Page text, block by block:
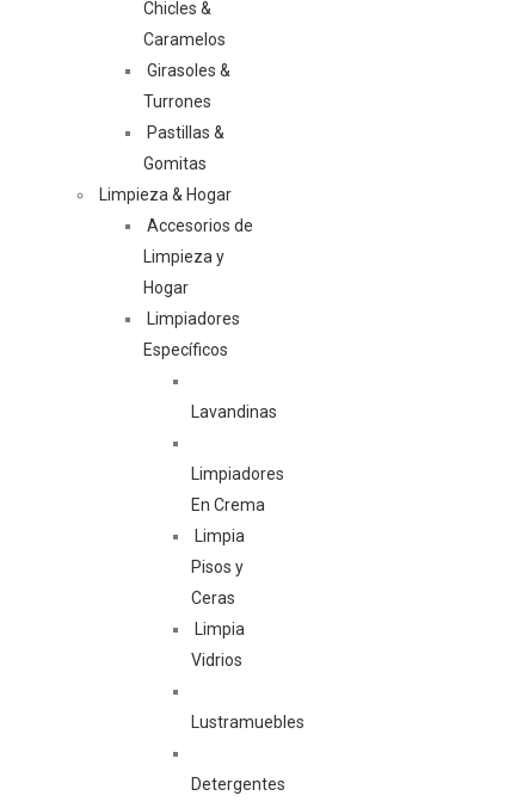
Chicles &
Caramelos
Girasoles &
Turrones
Pastillas &
Gomitas
Limpieza & Hogar
Accesorios de
Limpieza y
Hogar
Limpiadores
Específicos
Lavandinas
Limpiadores
En Crema
Limpia
Pisos y
Ceras
Limpia
Vidrios
Lustramuebles
Detergentes